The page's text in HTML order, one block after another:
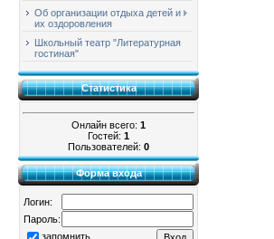
Об организации отдыха детей и
их оздоровления
Школьный театр "Литературная
гостиная"
Статистика
Онлайн всего: 1
Гостей: 1
Пользователей: 0
Форма входа
Логин:
Пароль:
запомнить